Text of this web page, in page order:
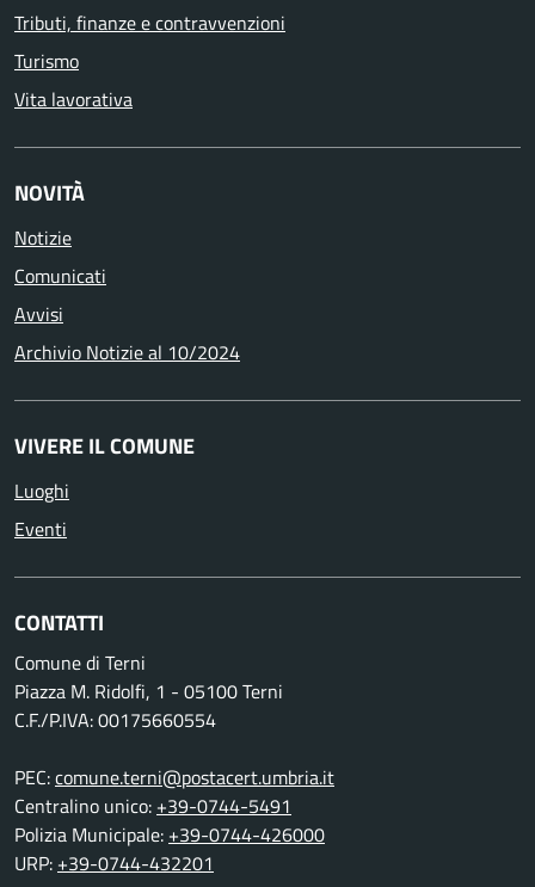
Tributi, finanze e contravvenzioni
Turismo
Vita lavorativa
NOVITÀ
Notizie
Comunicati
Avvisi
Archivio Notizie al 10/2024
VIVERE IL COMUNE
Luoghi
Eventi
CONTATTI
Comune di Terni
Piazza M. Ridolfi, 1 - 05100 Terni
C.F./P.IVA: 00175660554
PEC:comune.terni@postacert.umbria.it
Centralino unico: +39-0744-5491
Polizia Municipale: +39-0744-426000
URP: +39-0744-432201